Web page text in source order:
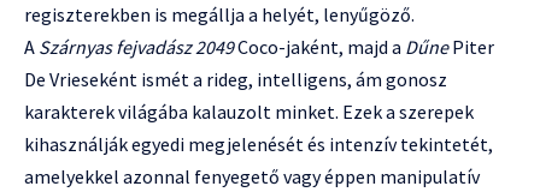
regiszterekben is megállja a helyét, lenyűgöző.
A Szárnyas fejvadász 2049Coco-jaként, majd a DűnePiter
De Vrieseként ismét a rideg, intelligens, ám gonosz
karakterek világába kalauzolt minket. Ezek a szerepek
kihasználják egyedi megjelenését és intenzív tekintetét,
amelyekkel azonnal fenyegető vagy éppen manipulatív